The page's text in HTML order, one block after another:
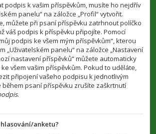
podpis k vašim příspěvkům, musíte ho nejdřív
panelu“ na záložce „Profil“ vytvořit.
můžete při psaní příspěvku zatrhnout políčko
váš podpis k příspěvku připojíte. Pomocí
podpis ke všem mým příspěvkům“, kterou
„Uživatelském panelu“ na záložce „Nastavení
nastavení příspěvků“ můžete automaticky
všem vašim příspěvkům. Pokud to uděláte,
připojení vašeho podpisu k jednotlivým
během psaní příspěvku zrušíte zaškrtnutí
.
anketu?